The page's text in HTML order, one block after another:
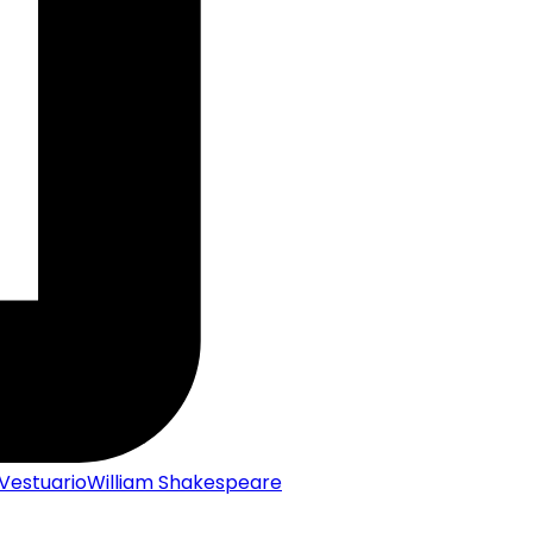
William Shakespeare